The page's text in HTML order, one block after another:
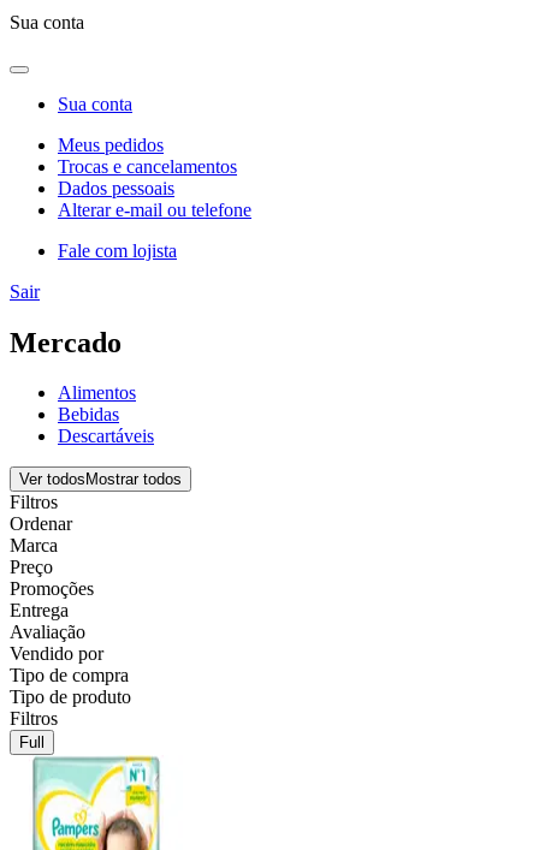
Sua conta
Sua conta
Meus pedidos
Trocas e cancelamentos
Dados pessoais
Alterar e-mail ou telefone
Fale com lojista
Sair
Mercado
Alimentos
Bebidas
Descartáveis
Ver todos Mostrar todos
Filtros
Ordenar
Marca
Preço
Promoções
Entrega
Avaliação
Vendido por
Tipo de compra
Tipo de produto
Filtros
Full